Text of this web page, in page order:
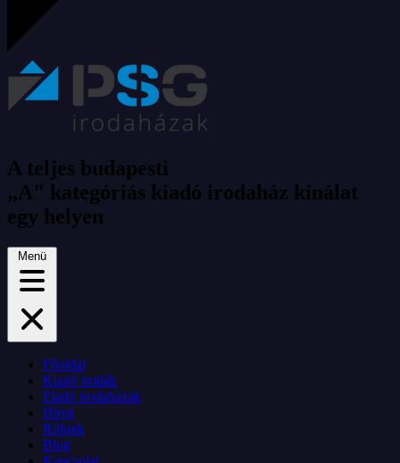
A teljes budapesti
„A" kategóriás kiadó irodaház kínálat
egy helyen
Menü
Főoldal
Kiadó irodák
Eladó irodaházak
Hírek
Rólunk
Blog